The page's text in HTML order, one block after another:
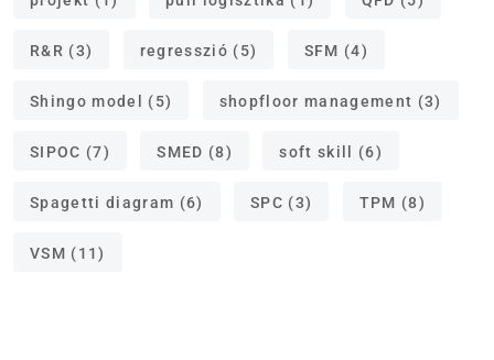
R&R (3) regresszió (5) SFM (4)
Shingo model (5) shopfloor management (3)
SIPOC (7) SMED (8) soft skill (6)
Spagetti diagram (6) SPC (3) TPM (8)
VSM (11)